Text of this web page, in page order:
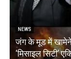
NEWS
जंग के मूड में
‘मिसाइल सिटी’